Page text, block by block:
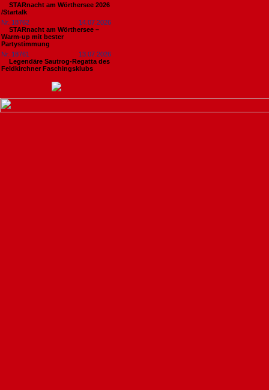
STARnacht am Wörthersee 2026
/Startalk
Nr. 18762
14.07.2026
STARnacht am Wörthersee –
Warm-up mit bester
Partystimmung
Nr. 18761
13.07.2026
Legendäre Sautrog-Regatta des
Feldkirchner Faschingsklubs